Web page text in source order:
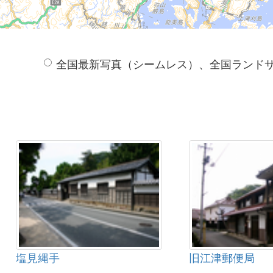
全国最新写真（シームレス）、全国ランド
塩見縄手 旧江津郵便局